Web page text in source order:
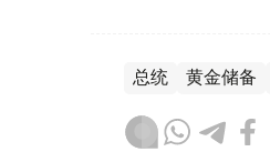
总统 黄金储备